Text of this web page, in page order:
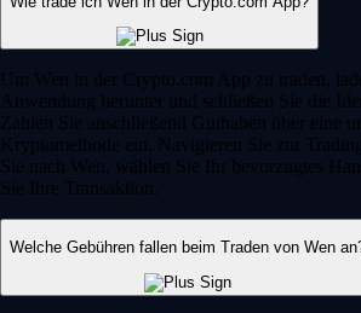
Um Wen in der Crypto.com App zu traden,
Anwendung herunter und schließen Sie die
Zahlen Sie anschließend Guthaben über eine
Kryptomethode ein. Navigieren Sie zur
Sie nach Wen, wählen Sie Ihr bevorzugtes
Sie Ihre Transaktion.
Welche Gebühren fallen beim Traden von Wen